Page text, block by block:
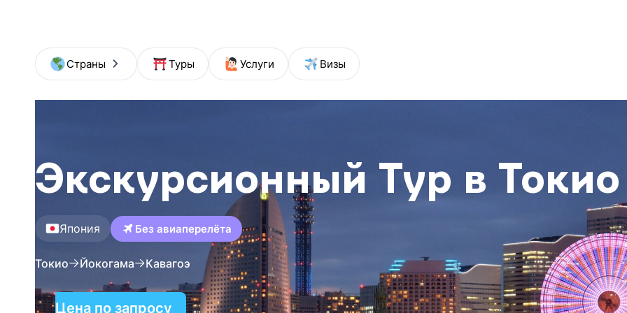
Страны Туры Услуги Визы
Экскурсионный Тур в Токио
Япония Без авиаперелёта
Токио Йокогама Кавагоэ
Цена по запросу